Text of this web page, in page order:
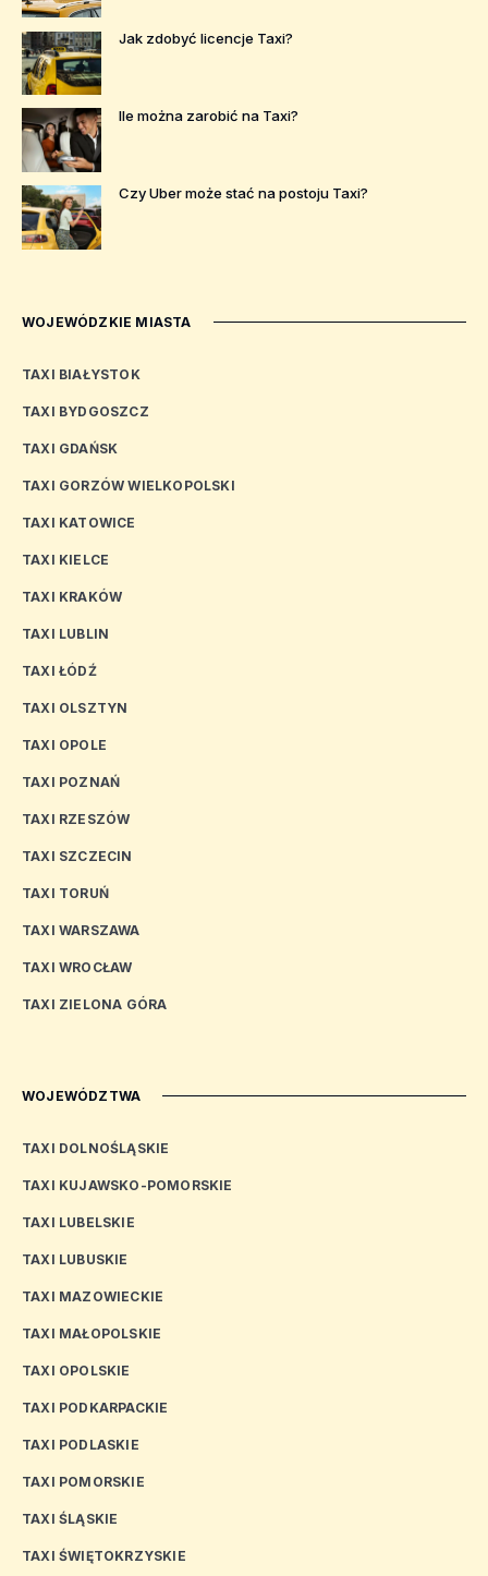
Jak zdobyć licencje Taxi?
Ile można zarobić na Taxi?
Czy Uber może stać na postoju Taxi?
WOJEWÓDZKIE MIASTA
TAXI BIAŁYSTOK
TAXI BYDGOSZCZ
TAXI GDAŃSK
TAXI GORZÓW WIELKOPOLSKI
TAXI KATOWICE
TAXI KIELCE
TAXI KRAKÓW
TAXI LUBLIN
TAXI ŁÓDŹ
TAXI OLSZTYN
TAXI OPOLE
TAXI POZNAŃ
TAXI RZESZÓW
TAXI SZCZECIN
TAXI TORUŃ
TAXI WARSZAWA
TAXI WROCŁAW
TAXI ZIELONA GÓRA
WOJEWÓDZTWA
TAXI DOLNOŚLĄSKIE
TAXI KUJAWSKO-POMORSKIE
TAXI LUBELSKIE
TAXI LUBUSKIE
TAXI MAZOWIECKIE
TAXI MAŁOPOLSKIE
TAXI OPOLSKIE
TAXI PODKARPACKIE
TAXI PODLASKIE
TAXI POMORSKIE
TAXI ŚLĄSKIE
TAXI ŚWIĘTOKRZYSKIE